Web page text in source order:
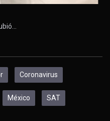
Coronavirus
México SAT